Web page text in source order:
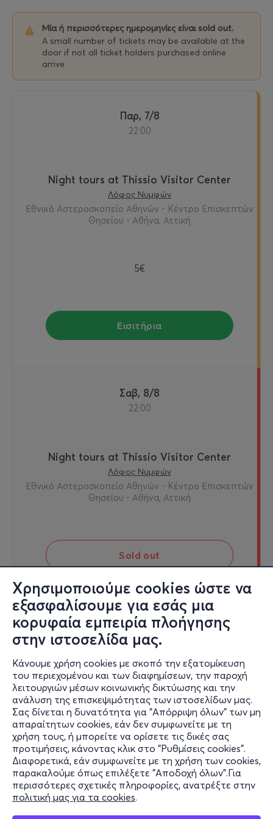
Χρησιμοποιούμε cookies ώστε να
εξασφαλίσουμε για εσάς μια
κορυφαία εμπειρία πλοήγησης
στην ιστοσελίδα μας.
Κάνουμε χρήση cookies με σκοπό την εξατομίκευση
του περιεχομένου και των διαφημίσεων, την παροχή
λειτουργιών μέσων κοινωνικής δικτύωσης και την
ανάλυση της επισκεψιμότητας των ιστοσελίδων μας.
Σας δίνεται η δυνατότητα για "Απόρριψη όλων" των μη
απαραίτητων cookies, εάν δεν συμφωνείτε με τη
χρήση τους, ή μπορείτε να ορίσετε τις δικές σας
προτιμήσεις, κάνοντας κλικ στο "Ρυθμίσεις cookies".
Διαφορετικά, εάν συμφωνείτε με τη χρήση των cookies,
παρακαλούμε όπως επιλέξετε "Αποδοχή όλων".Για
περισσότερες σχετικές πληροφορίες, ανατρέξτε στην
πολιτική μας για τα cookies.
Μία ή περισσότερες ημερομηνίες είναι sold out.
A small number of tickets may be available at the
door if not all ticket holders purchased online
arrive
Παρ, 7/8
22:00
Night tours at Thissio Visitor Center
Λόφος Νυμφών
Εθνικό Αστεροσκοπείο Αθηνών - Κέντρο Επισκεπτών
Θησείου - Αθήνα, Αττική
5€
Εισιτήρια
Σαβ, 8/8
22:00
Night tours at Thissio Visitor Center
Λόφος Νυμφών
Εθνικό Αστεροσκοπείο Αθηνών - Κέντρο Επισκεπτών
Θησείου - Αθήνα, Αττική
Sold out
Σαβ, 29/8
22:00
Night tours at Thissio Visitor Center
Λόφος Νυμφών
Εθνικό Αστεροσκοπείο Αθηνών - Κέντρο Επισκεπτών
Θησείου - Αθήνα, Αττική
5€